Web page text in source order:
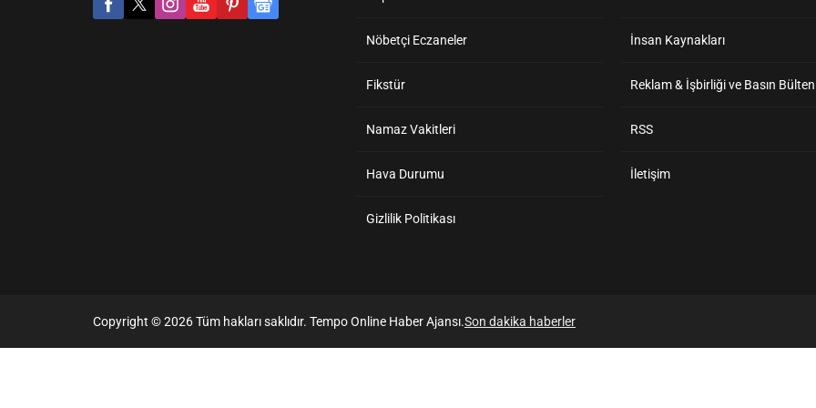
Nöbetçi Eczaneler
Fikstür
Namaz Vakitleri
Hava Durumu
Gizlilik Politikası
İnsan Kaynakları
Reklam & İşbirliği ve Basın
RSS
İletişim
Copyright © 2026 Tüm hakları saklıdır. Tempo Online Haber Ajansı.Son dakika haberler